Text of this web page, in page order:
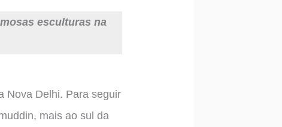
esculturas na
Nova Delhi. Para seguir
mais ao sul da